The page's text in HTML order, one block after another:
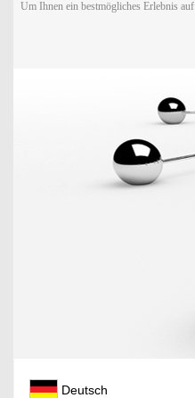
Um Ihnen ein bestmögliches Erlebnis
Deutsch